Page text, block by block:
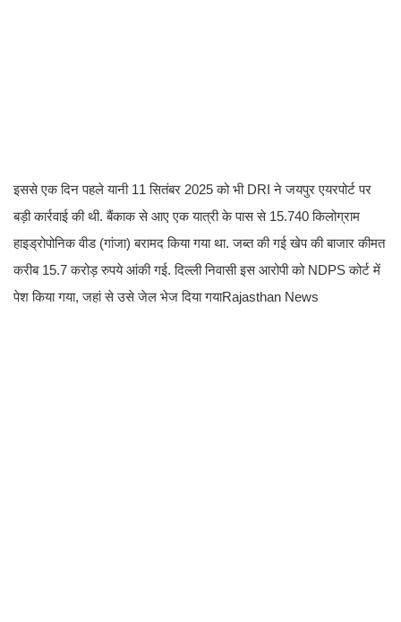
इससे एक दिन पहले यानी 11 सितंबर 2025 को भी DRI ने जयपुर एयरपोर्ट पर
बड़ी कार्रवाई की थी. बैंकाक से आए एक यात्री के पास से 15.740 किलोग्राम
हाइड्रोपोनिक वीड (गांजा) बरामद किया गया था. जब्त की गई खेप की बाजार कीमत
करीब 15.7 करोड़ रुपये आंकी गई. दिल्ली निवासी इस आरोपी को NDPS कोर्ट में
पेश किया गया, जहां से उसे जेल भेज दिया गयाRajasthan News